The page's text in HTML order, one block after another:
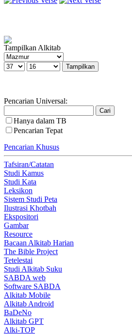
Tampilkan Alkitab
Pencarian Universal:
Hanya dalam TB
Pencarian Tepat
Pencarian Khusus
Tafsiran/Catatan
Studi Kamus
Studi Kata
Leksikon
Sistem Studi Peta
Ilustrasi Khotbah
Ekspositori
Gambar
Resource
Bacaan Alkitab Harian
The Bible Project
Tetelestai
Studi Alkitab Suku
SABDA web
Software SABDA
Alkitab Mobile
Alkitab Android
BaDeNo
Alkitab GPT
Alki-TOP